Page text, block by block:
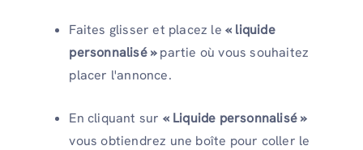
Faites glisser et placez le « liquide
personnalisé »partie où vous souhaitez
placer l'annonce.
En cliquant sur « Liquide personnalisé »
vous obtiendrez une boîte pour coller le